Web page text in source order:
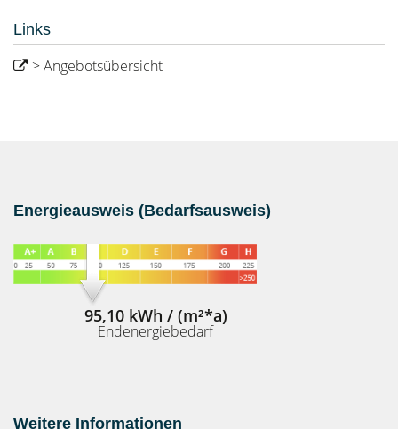
Links
> Angebotsübersicht
Energieausweis (Bedarfsausweis)
95,10 kWh / (m²*a)
Endenergiebedarf
Weitere Informationen